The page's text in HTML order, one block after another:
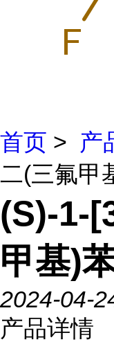
首页 > 产
二(三氟甲
(S)-1-
甲基)
2024-04-
产品详情